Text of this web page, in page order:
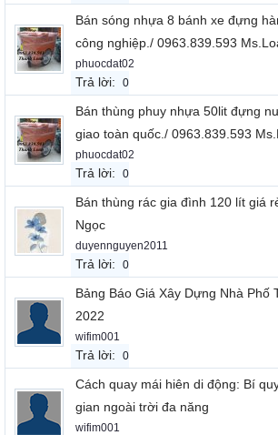
Bán sóng nhựa 8 bánh xe đựng
công nghiệp./ 0963.839.593
phuocdat02
Trả lời: 0
Bán thùng phuy nhựa 50lit đựng
giao toàn quốc./ 0963.839.593
phuocdat02
Trả lời: 0
Bán thùng rác gia đình 120 lít giá
Ngọc
duyennguyen2011
Trả lời: 0
Bảng Báo Giá Xây Dựng Nhà Phố
2022
wifim001
Trả lời: 0
Cách quay mái hiên di động: Bí
gian ngoài trời đa năng
wifim001